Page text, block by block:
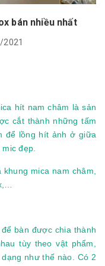
bán nhiều nhất
hít nam châm là sản
cắt thành những tấm
để lồng hít ảnh ở giữa
đẹp.
mica nam châm,
bàn được chia thành
tùy theo vật phẩm,
như thế nào. Có 2